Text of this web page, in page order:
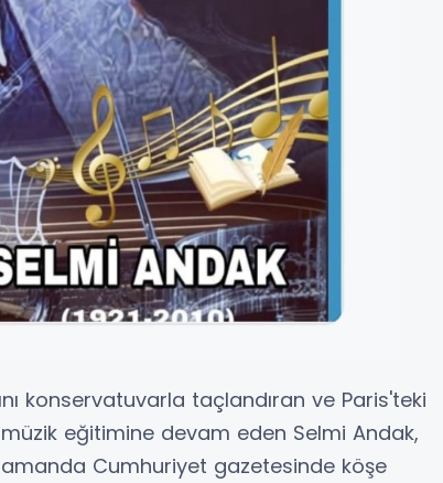
konservatuvarla taçlandıran ve Paris'teki
eğitimine devam eden Selmi Andak,
Cumhuriyet gazetesinde köşe